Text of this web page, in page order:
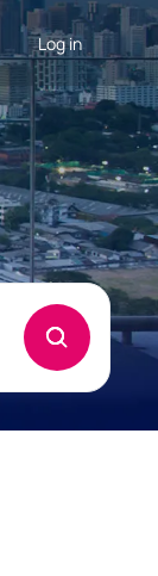
Log in